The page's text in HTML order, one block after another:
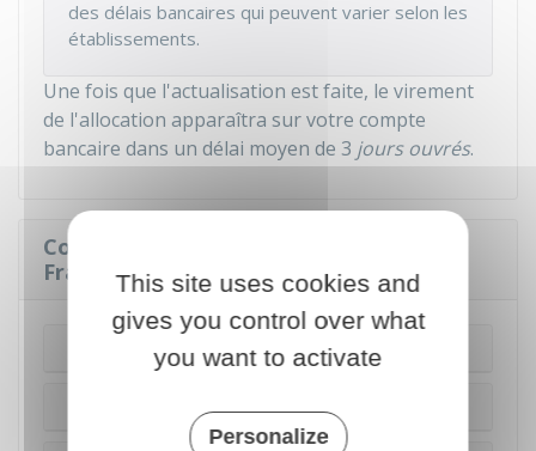
des délais bancaires qui peuvent varier selon les
établissements.
Une fois que l'actualisation est faite, le virement
de l'allocation apparaîtra sur votre compte
bancaire dans un délai moyen de 3 jours ouvrés.
Comment actualiser son inscription à
France Travail ?
En ligne
Par téléphone
This site uses cookies and
gives you control over what
you want to activate
Personalize